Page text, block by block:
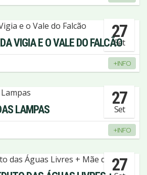
27
Set
VIGIA E O VALE DO FALCÃO
+INFO
27
Set
LAMPAS
+INFO
27